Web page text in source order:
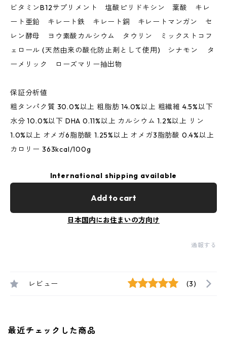
ビタミンB12サプリメント 塩酸ピリドキシン 葉酸 キレ
ート亜鉛 キレート鉄 キレート銅 キレートマンガン セ
レン酵母 ヨウ素酸カルシウム タウリン ミックストコフ
ェロール (天然由来の酸化防止剤として使用) シナモン タ
ーメリック ローズマリー抽出物
保証分析値
粗タンパク質 30.0%以上 粗脂肪 14.0%以上 粗繊維 4.5%以下
水分 10.0%以下 DHA 0.11%以上 カルシウム 1.2%以上 リン
1.0%以上 オメガ6脂肪酸 1.25%以上 オメガ3脂肪酸 0.4%以上
カロリー 363kcal/100g
International shipping available
Add to cart
日本国内にお住まいの方向け
通報する
レビュー (3)
最近チェックした商品